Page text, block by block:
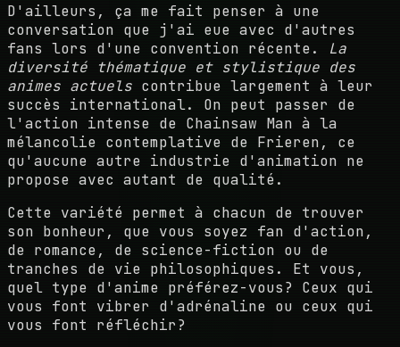
D'ailleurs, ça me fait penser à une
conversation que j'ai eue avec d'autres
fans lors d'une convention récente. La
diversité thématique et stylistique des
animes actuels contribue largement à leur
succès international. On peut passer de
l'action intense de Chainsaw Man à la
mélancolie contemplative de Frieren, ce
qu'aucune autre industrie d'animation ne
propose avec autant de qualité.
Cette variété permet à chacun de trouver
son bonheur, que vous soyez fan d'action,
de romance, de science-fiction ou de
tranches de vie philosophiques. Et vous,
quel type d'anime préférez-vous? Ceux qui
vous font vibrer d'adrénaline ou ceux qui
vous font réfléchir?